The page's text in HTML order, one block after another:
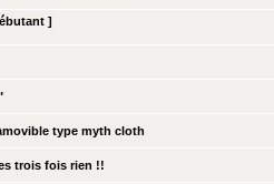
]
type myth cloth
trois fois rien !!